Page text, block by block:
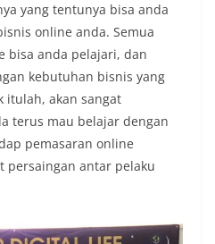
yang tentunya bisa anda
online anda. Semua
bisa anda pelajari, dan
kebutuhan bisnis yang
itulah, akan sangat
terus mau belajar dengan
pemasaran online
persaingan antar pelaku